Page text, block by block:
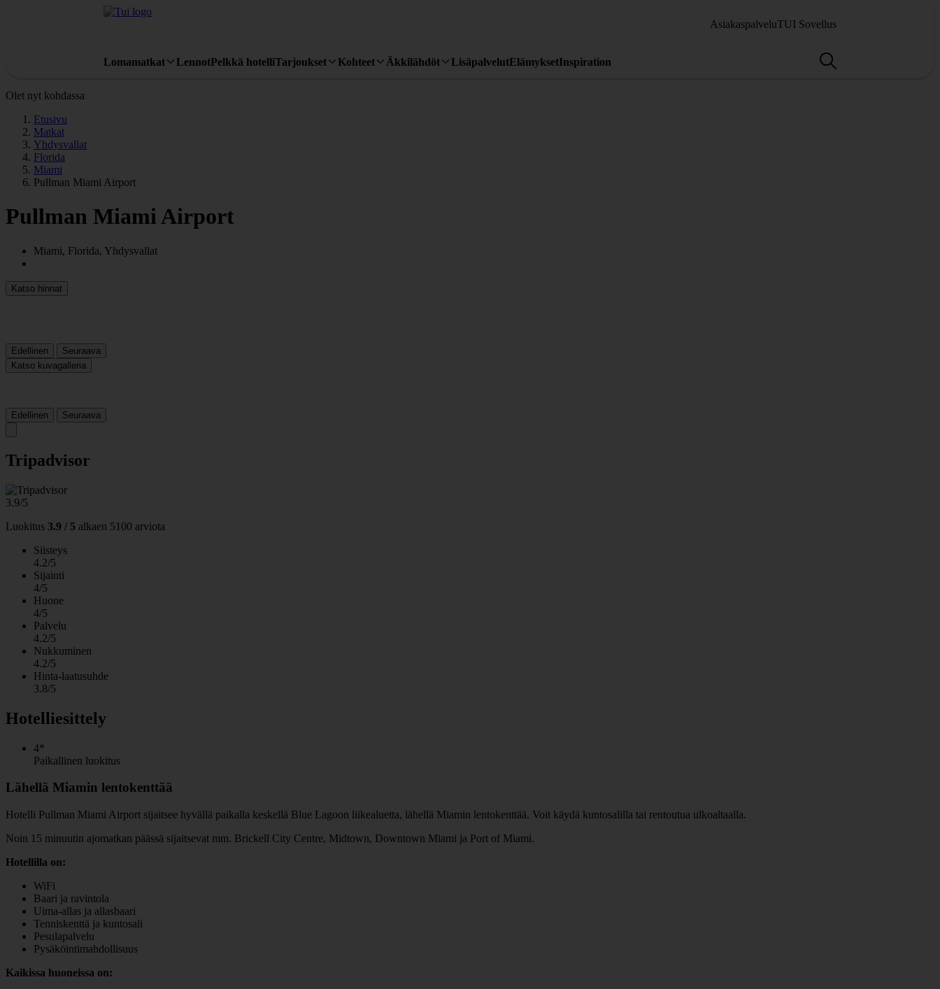
AsiakaspalveluTUI Sovellus
Lomamatkat LennotPelkkä hotelliTarjoukset Kohteet Äkkilähdöt LisäpalvelutElämyksetInspiration
Olet nyt kohdassa
Etusivu
Matkat
Yhdysvallat
Florida
Miami
Pullman Miami Airport
Pullman Miami Airport
Miami, Florida, Yhdysvallat
Katso hinnat
Edellinen
Seuraava
Katso kuvagalleria
Edellinen Seuraava
Tripadvisor
3.9/5
Luokitus 3.9 / 5 alkaen 5100 arviota
Siisteys
4.2/5
Sijainti
4/5
Huone
4/5
Palvelu
4.2/5
Nukkuminen
4.2/5
Hinta-laatusuhde
3.8/5
Hotelliesittely
4*
Paikallinen luokitus
Lähellä Miamin lentokenttää
Hotelli Pullman Miami Airport sijaitsee hyvällä paikalla keskellä Blue Lagoon liikealuetta, lähellä Miamin lentokenttää. Voit käydä kuntosalilla tai rentoutua ulkoaltaalla.
Noin 15 minuutin ajomatkan päässä sijaitsevat mm. Brickell City Centre, Midtown, Downtown Miami ja Port of Miami.
Hotellilla on:
WiFi
Baari ja ravintola
Uima-allas ja allasbaari
Tenniskenttä ja kuntosali
Pesulapalvelu
Pysäköintimahdollisuus
Kaikissa huoneissa on: